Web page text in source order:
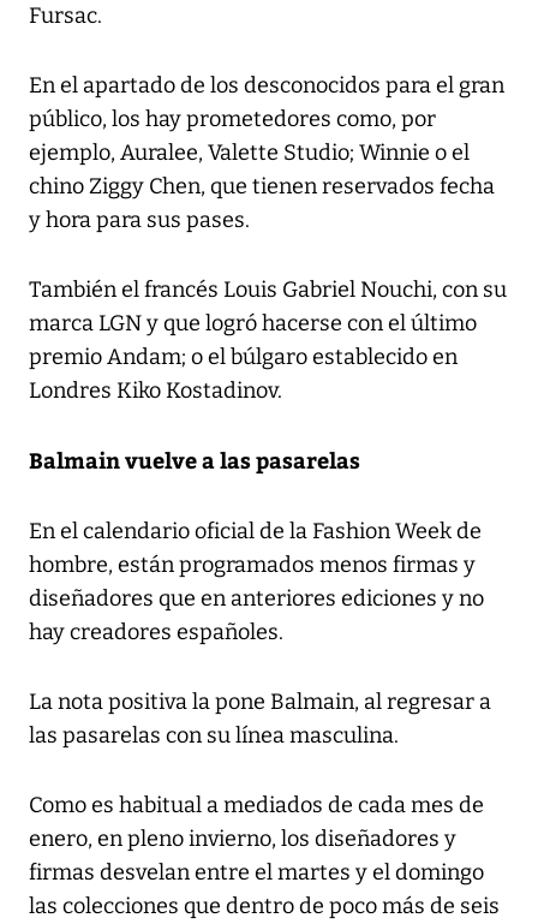
Fursac.
En el apartado de los desconocidos para el gran
público, los hay prometedores como, por
ejemplo, Auralee, Valette Studio; Winnie o el
chino Ziggy Chen, que tienen reservados fecha
y hora para sus pases.
También el francés Louis Gabriel Nouchi, con su
marca LGN y que logró hacerse con el último
premio Andam; o el búlgaro establecido en
Londres Kiko Kostadinov.
Balmain vuelve a las pasarelas
En el calendario oficial de la Fashion Week de
hombre, están programados menos firmas y
diseñadores que en anteriores ediciones y no
hay creadores españoles.
La nota positiva la pone Balmain, al regresar a
las pasarelas con su línea masculina.
Como es habitual a mediados de cada mes de
enero, en pleno invierno, los diseñadores y
firmas desvelan entre el martes y el domingo
las colecciones que dentro de poco más de seis